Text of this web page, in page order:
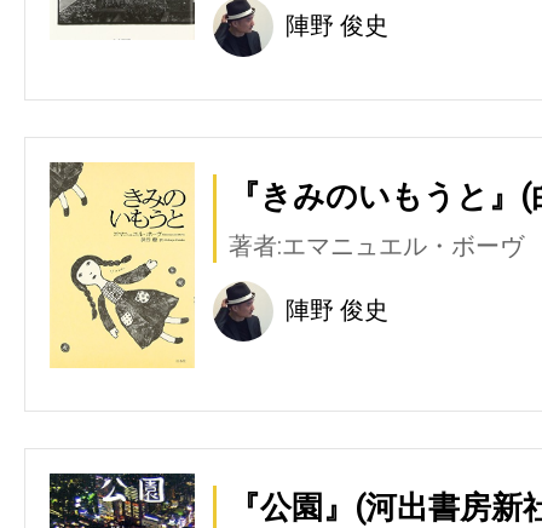
陣野 俊史
『きみのいもうと』
著者:エマニュエル・ボーヴ
陣野 俊史
『公園』(河出書房新